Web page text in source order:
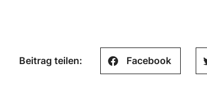
Beitrag teilen: Facebook